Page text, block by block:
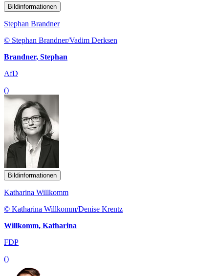
Bildinformationen
Stephan Brandner
© Stephan Brandner/Vadim Derksen
Brandner, Stephan
AfD
()
Bildinformationen
Katharina Willkomm
© Katharina Willkomm/Denise Krentz
Willkomm, Katharina
FDP
()